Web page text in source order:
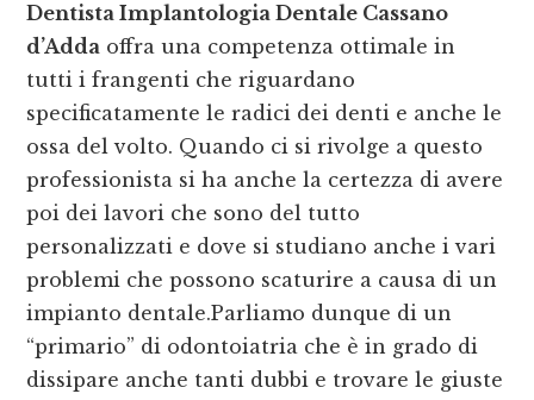
Dentista Implantologia Dentale Cassano
d’Adda offra una competenza ottimale in
tutti i frangenti che riguardano
specificatamente le radici dei denti e anche le
ossa del volto. Quando ci si rivolge a questo
professionista si ha anche la certezza di avere
poi dei lavori che sono del tutto
personalizzati e dove si studiano anche i vari
problemi che possono scaturire a causa di un
impianto dentale.Parliamo dunque di un
“primario” di odontoiatria che è in grado di
dissipare anche tanti dubbi e trovare le giuste